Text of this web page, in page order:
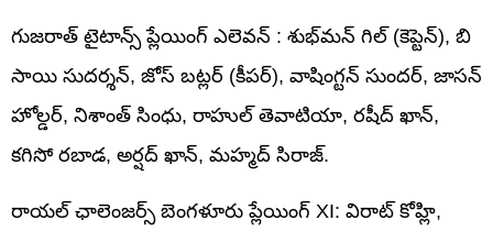
గుజరాత్ టైటాన్స్ ప్లేయింగ్ ఎలెవన్ : శుభ్‌మన్ గిల్ (కెప్టెన్), బి
సాయి సుదర్శన్, జోస్ బట్లర్ (కీపర్), వాషింగ్టన్ సుందర్, జాసన్
హోల్డర్, నిశాంత్ సింధు, రాహుల్ తెవాటియా, రషీద్ ఖాన్,
కగిసో రబాడ, అర్షద్ ఖాన్, మహ్మద్ సిరాజ్.
రాయల్ ఛాలెంజర్స్ బెంగళూరు ప్లేయింగ్ XI: విరాట్ కోహ్లి,